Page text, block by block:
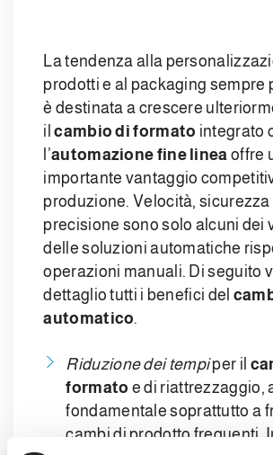
La tendenza alla
prodotti e al packaging sempre
è destinata a crescere
ilcambio di formato integrato
l’automazione fine linea offre
importante vantaggio
produzione. Velocità, sicurezza
precisione sono solo alcuni dei
delle soluzioni automatiche
operazioni manuali. Di seguito
dettaglio tutti i benefici del
automatico.
Riduzione dei tempiper il
formato e di riattrezzaggio,
fondamentale soprattutto a
cambi di prodotto frequenti.